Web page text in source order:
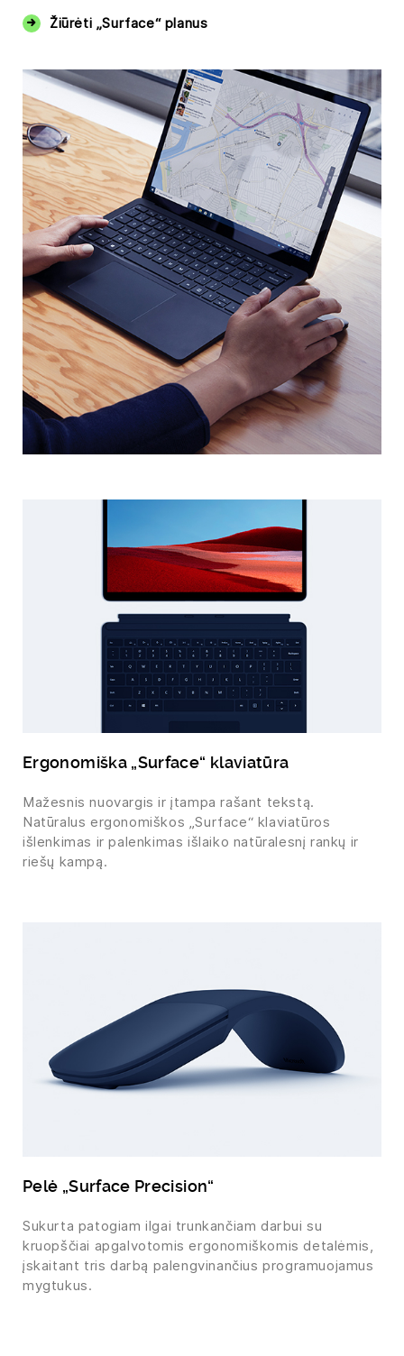
Žiūrėti „Surface“ planus
Ergonomiška „Surface“ klaviatūra
Mažesnis nuovargis ir įtampa rašant tekstą.
Natūralus ergonomiškos „Surface“ klaviatūros
išlenkimas ir palenkimas išlaiko natūralesnį rankų ir
riešų kampą.
Pelė „Surface Precision“
Sukurta patogiam ilgai trunkančiam darbui su
kruopščiai apgalvotomis ergonomiškomis detalėmis,
įskaitant tris darbą palengvinančius programuojamus
mygtukus.